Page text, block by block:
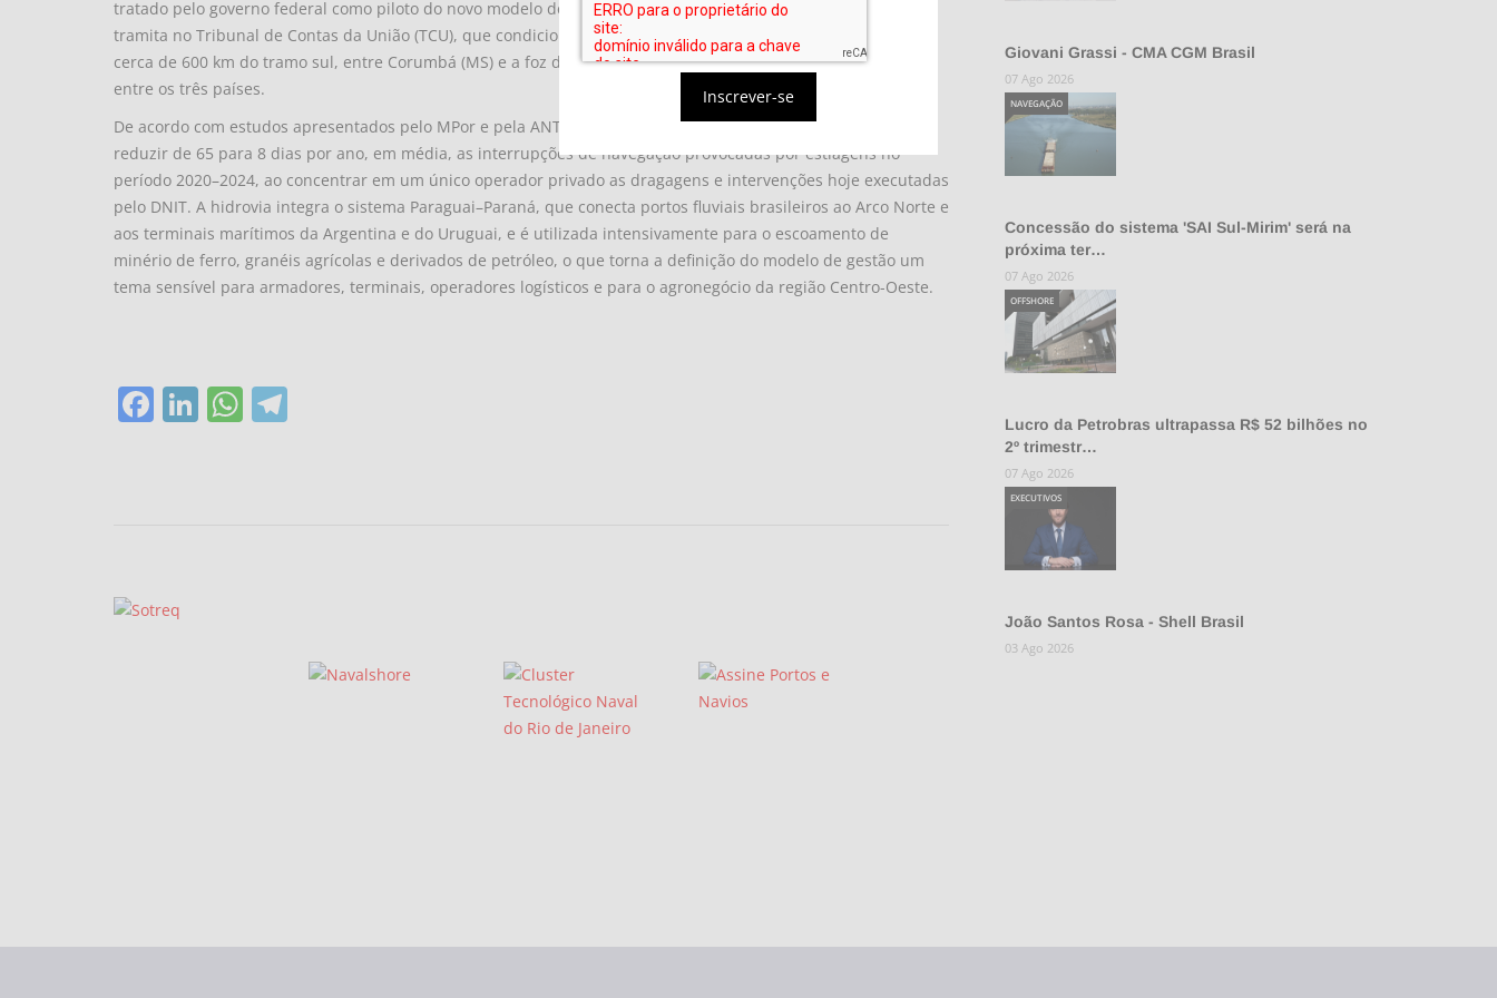
Inscrever-se
tratado pelo governo federal como piloto do novo modelo de concessões hidroviárias no país e atualmente
tramita no Tribunal de Contas da União (TCU), que condicionou o prosseguimento do leilão – previsto para
cerca de 600 km do tramo sul, entre Corumbá (MS) e a foz do rio Apa – à formalização de um entendimento
entre os três países.
De acordo com estudos apresentados pelo MPor e pela ANTAQ, a concessão da Hidrovia do Rio Paraguai pode
reduzir de 65 para 8 dias por ano, em média, as interrupções de navegação provocadas por estiagens no
período 2020–2024, ao concentrar em um único operador privado as dragagens e intervenções hoje executadas
pelo DNIT. A hidrovia integra o sistema Paraguai–Paraná, que conecta portos fluviais brasileiros ao Arco Norte e
aos terminais marítimos da Argentina e do Uruguai, e é utilizada intensivamente para o escoamento de
minério de ferro, granéis agrícolas e derivados de petróleo, o que torna a definição do modelo de gestão um
tema sensível para armadores, terminais, operadores logísticos e para o agronegócio da região Centro-Oeste.
Facebook
LinkedIn
WhatsApp
Giovani Grassi - CMA CGM Brasil
07 Ago 2026
Concessão do sistema 'SAI Sul-Mirim' será na
próxima ter…
NAVEGAÇÃO
07 Ago 2026
Lucro da Petrobras ultrapassa R$ 52 bilhões no
2º trimestr…
OFFSHORE
07 Ago 2026
João Santos Rosa - Shell Brasil
EXECUTIVOS
03 Ago 2026